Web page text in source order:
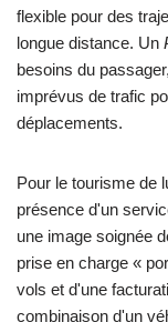
flexible pour des
longue distance. Un
besoins du
imprévus de trafic
déplacements.
Pour le tourisme de
présence d'un
une image soignée
prise en charge «
vols et d'une
combinaison d'un